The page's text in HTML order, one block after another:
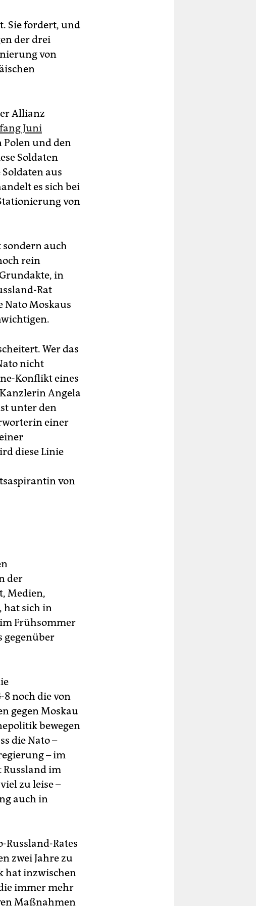
Sie fordert, und
der drei
von
Allianz
Juni
Polen und den
Soldaten
aus
es sich bei
von
sondern auch
rein
in
Rat
Nato Moskaus
Wer das
nicht
Konflikt eines
Angela
unter den
einer
diese Linie
von
der
Medien,
sich in
Frühsommer
gegenüber
noch die von
gegen Moskau
bewegen
die Nato –
– im
Russland im
zu leise –
auch in
Russland-Rates
zwei Jahre zu
hat inzwischen
immer mehr
Maßnahmen